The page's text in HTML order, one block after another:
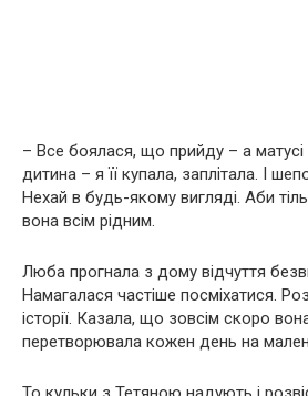
– Все боялася, що прийду – а
дитина – я її купала, заплітала. І
Нехай в будь-якому вигляді. Аби
вона всім рідним.
Люба прогнала з дому відчуття
Намагалася частіше посміхатися.
історії. Казала, що зовсім скоро
перетворювала кожен день на